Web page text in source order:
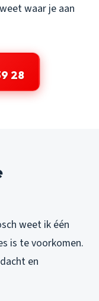
waar je aan
28
weet ik één
is te voorkomen.
en